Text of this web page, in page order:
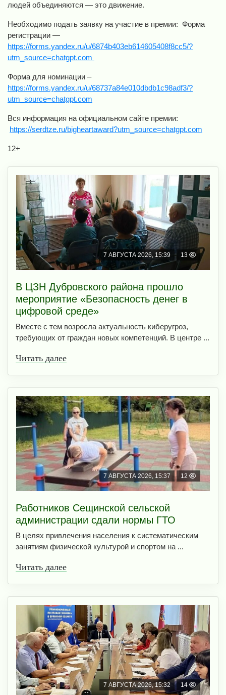
людей объединяются — это движение.
Необходимо подать заявку на участие в премии: Форма
регистрации —
https://forms.yandex.ru/u/6874b403eb614605408f8cc5/?
utm_source=chatgpt.com
Форма для номинации –
https://forms.yandex.ru/u/68737a84e010dbdb1c98adf3/?
utm_source=chatgpt.com
Вся информация на официальном сайте премии:
https://serdtze.ru/bigheartaward?utm_source=chatgpt.com
12+
7 АВГУСТА 2026, 15:39 13
В ЦЗН Дубровского района прошло
мероприятие «Безопасность денег в
цифровой среде»
Вместе с тем возросла актуальность киберугроз,
требующих от граждан новых компетенций. В центре ...
Читать далее
7 АВГУСТА 2026, 15:37 12
Работников Сещинской сельской
администрации сдали нормы ГТО
В целях привлечения населения к систематическим
занятиям физической культурой и спортом на ...
Читать далее
7 АВГУСТА 2026, 15:32 14